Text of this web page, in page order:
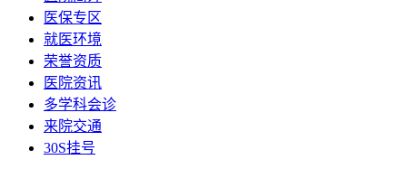
医保专区
就医环境
荣誉资质
医院资讯
多学科会诊
来院交通
30S挂号